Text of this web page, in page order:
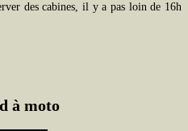
des cabines, il y a pas loin de 16h
à moto